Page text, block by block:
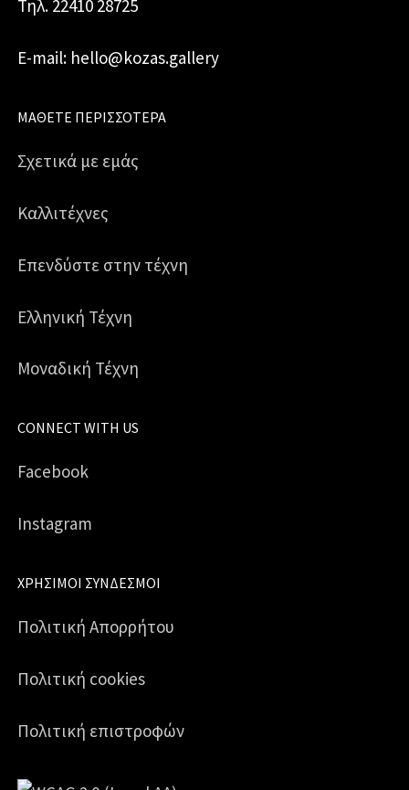
Τηλ. 22410 28725
E-mail: hello@kozas.gallery
ΜΆΘΕΤΕ ΠΕΡΙΣΣΌΤΕΡΑ
Σχετικά με εμάς
Καλλιτέχνες
Επενδύστε στην τέχνη
Ελληνική Τέχνη
Μοναδική Τέχνη
CONNECT WITH US
Facebook
Instagram
ΧΡΉΣΙΜΟΙ ΣΎΝΔΕΣΜΟΙ
Πολιτική Απορρήτου
Πολιτική cookies
Πολιτική επιστροφών